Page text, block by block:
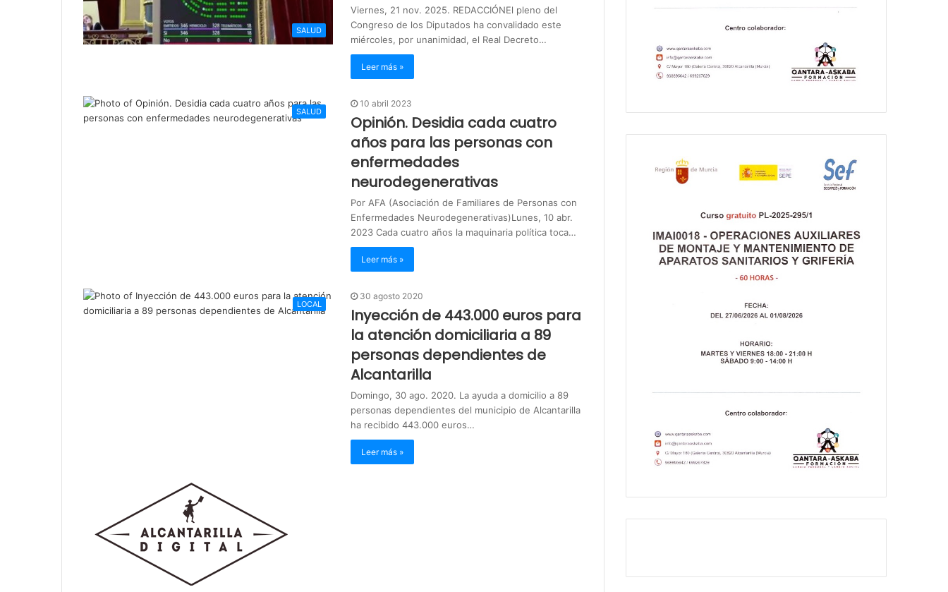
SALUD
Viernes, 21 nov. 2025. REDACCIÓNEl pleno del
Congreso de los Diputados ha convalidado este
miércoles, por unanimidad, el Real Decreto…
Leer más »
SALUD
10 abril 2023
Opinión. Desidia cada cuatro
años para las personas con
enfermedades
neurodegenerativas
Por AFA (Asociación de Familiares de Personas con
Enfermedades Neurodegenerativas)Lunes, 10 abr.
2023 Cada cuatro años la maquinaria política toca…
Leer más »
LOCAL
30 agosto 2020
Inyección de 443.000 euros para
la atención domiciliaria a 89
personas dependientes de
Alcantarilla
Domingo, 30 ago. 2020. La ayuda a domicilio a 89
personas dependientes del municipio de Alcantarilla
ha recibido 443.000 euros…
Leer más »